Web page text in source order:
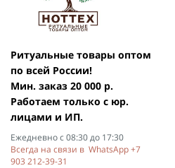
Ритуальные товары оптом
по всей России!
Мин. заказ 20 000 р.
Работаем только с юр.
лицами и ИП.
Ежедневно с 08:30 до 17:30
Всегда на связи в WhatsApp +7
903 212-39-31